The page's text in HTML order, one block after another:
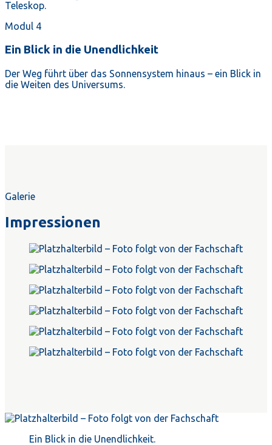
Teleskop.
Modul 4
Ein Blick in die Unendlichkeit
Der Weg führt über das Sonnensystem hinaus – ein Blick in
die Weiten des Universums.
Galerie
Impressionen
Ein Blick in die Unendlichkeit.